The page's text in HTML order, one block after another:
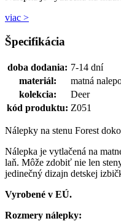
viac >
Špecifikácia
doba dodania: 7-14 dní
materiál:
matná
kolekcia:
Deer
kód produktu: Z051
Nálepky na stenu Forest
Nálepka je vytlačená na
laň. Môže zdobiť nie len
jedinečný dizajn detskej
Vyrobené v EÚ.
Rozmery nálepky: